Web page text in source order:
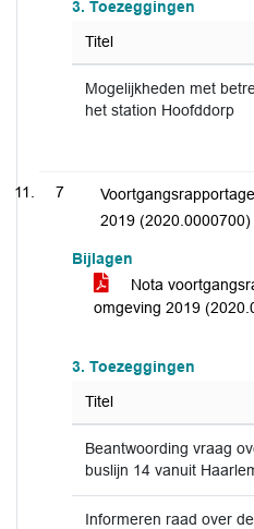
3. Toezeggingen
Titel
Mogelijkheden met
het station Hoofddorp
7
2019 (2020.0000700)
Bijlagen
Nota
omgeving 2019
3. Toezeggingen
Titel
Beantwoording vraag
buslijn 14 vanuit
Informeren raad over